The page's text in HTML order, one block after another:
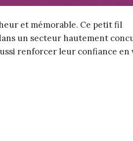
et mémorable. Ce petit fil
un secteur hautement
renforcer leur confiance en